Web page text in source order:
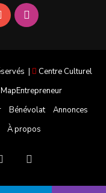
YouTubeInstagram
|
Centre Culturel
MapEntrepreneur
Bénévolat
Annonces
À propos
YouTube